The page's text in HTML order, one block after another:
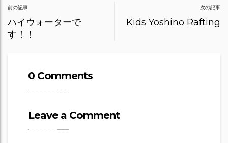
Post
navigation
前の記事
ハイウォーターで
す！！
次の記事
Kids Yoshino Rafting
0 Comments
Leave a Comment